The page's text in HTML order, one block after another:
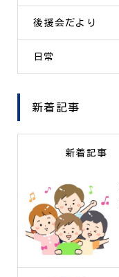
後援会だより
日常
新着記事
新着記事